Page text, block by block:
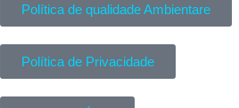
Política de qualidade Ambientare
Política de Privacidade